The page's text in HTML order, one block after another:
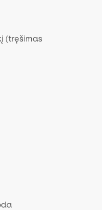
(tręšimas